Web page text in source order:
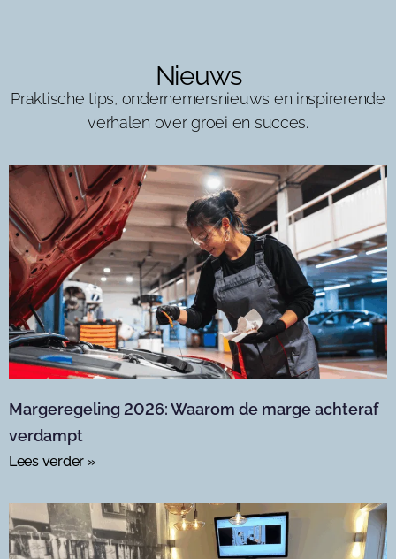
Nieuws
Praktische tips, ondernemersnieuws en inspirerende
verhalen over groei en succes.
Margeregeling 2026: Waarom de marge achteraf
verdampt
Lees verder »